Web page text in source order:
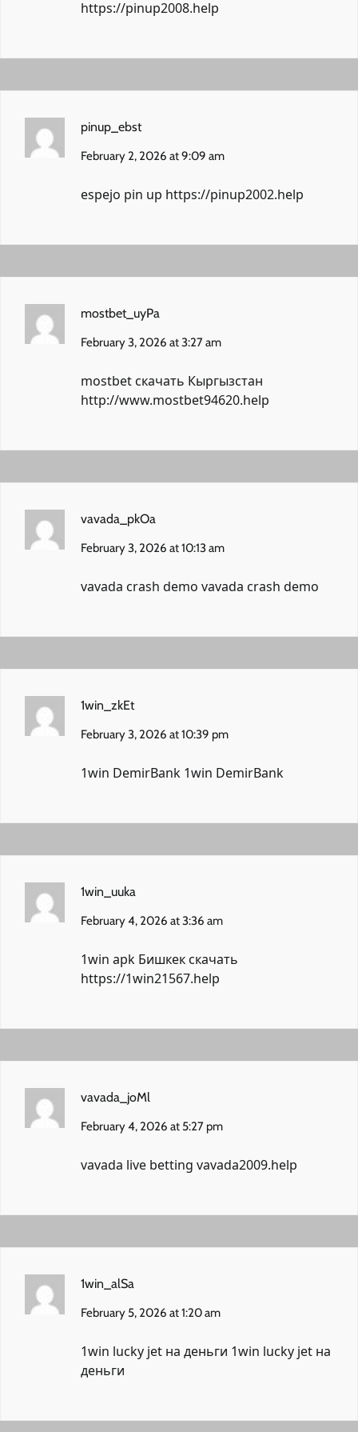
https://pinup2008.help
pinup_ebst
February 2, 2026 at 9:09 am
espejo pin up https://pinup2002.help
mostbet_uyPa
February 3, 2026 at 3:27 am
mostbet скачать Кыргызстан
http://www.mostbet94620.help
vavada_pkOa
February 3, 2026 at 10:13 am
vavada crash demo vavada crash demo
1win_zkEt
February 3, 2026 at 10:39 pm
1win DemirBank 1win DemirBank
1win_uuka
February 4, 2026 at 3:36 am
1win apk Бишкек скачать
https://1win21567.help
vavada_joMl
February 4, 2026 at 5:27 pm
vavada live betting vavada2009.help
1win_alSa
February 5, 2026 at 1:20 am
1win lucky jet на деньги 1win lucky jet на
деньги